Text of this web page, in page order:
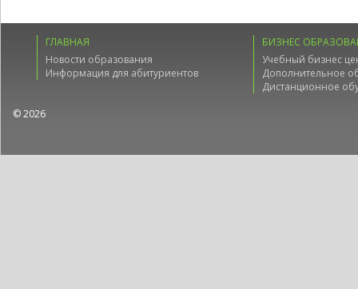
ГЛАВНАЯ
Новости образования
Информация для абитуриентов
БИЗНЕС
Учебный бизнес
Дополнительное
Дистанционное
© 2026